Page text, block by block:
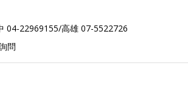
04-22969155/高雄 07-5522726
問